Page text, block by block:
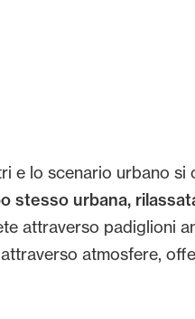
e lo scenario urbano si
stesso urbana,
attraverso padiglioni
atmosfere,